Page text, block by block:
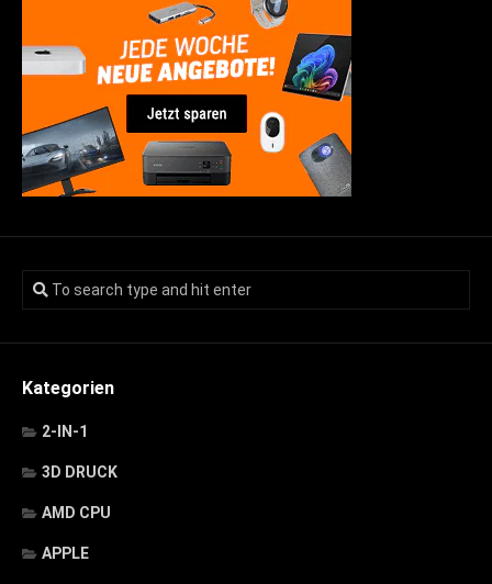
Kategorien
2-IN-1
3D DRUCK
AMD CPU
APPLE